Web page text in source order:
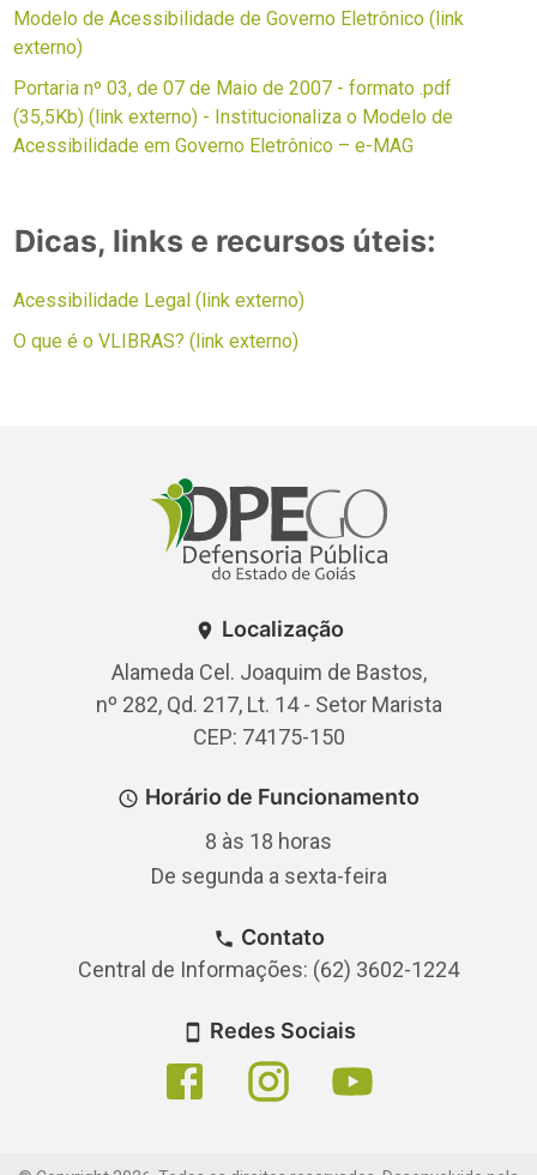
Modelo de Acessibilidade de Governo Eletrônico (link
externo)
Portaria nº 03, de 07 de Maio de 2007 - formato .pdf
(35,5Kb) (link externo) - Institucionaliza o Modelo de
Acessibilidade em Governo Eletrônico – e-MAG
Dicas, links e recursos úteis:
Acessibilidade Legal (link externo)
O que é o VLIBRAS? (link externo)
Localização
Alameda Cel. Joaquim de Bastos,
nº 282, Qd. 217, Lt. 14 - Setor Marista
CEP: 74175-150
Horário de Funcionamento
8 às 18 horas
De segunda a sexta-feira
Contato
Central de Informações: (62) 3602-1224
Redes Sociais